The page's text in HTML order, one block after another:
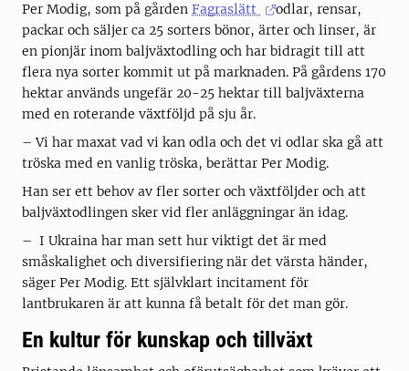
Per Modig, som på gården Fagraslätt
odlar, rensar,
packar och säljer ca 25 sorters bönor, ärter och linser, är
en pionjär inom baljväxtodling och har bidragit till att
flera nya sorter kommit ut på marknaden. På gårdens 170
hektar används ungefär 20-25 hektar till baljväxterna
med en roterande växtföljd på sju år.
– Vi har maxat vad vi kan odla och det vi odlar ska gå att
tröska med en vanlig tröska, berättar Per Modig.
Han ser ett behov av fler sorter och växtföljder och att
baljväxtodlingen sker vid fler anläggningar än idag.
– I Ukraina har man sett hur viktigt det är med
småskalighet och diversifiering när det värsta händer,
säger Per Modig. Ett självklart incitament för
lantbrukaren är att kunna få betalt för det man gör.
En kultur för kunskap och tillväxt